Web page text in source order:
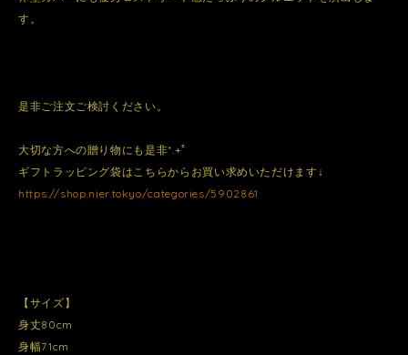
す。
是非ご注文ご検討ください。
大切な方への贈り物にも是非*.+ﾟ
ギフトラッピング袋はこちらからお買い求めいただけます↓
https://shop.nier.tokyo/categories/5902861
【サイズ】
身丈80cm
身幅71cm